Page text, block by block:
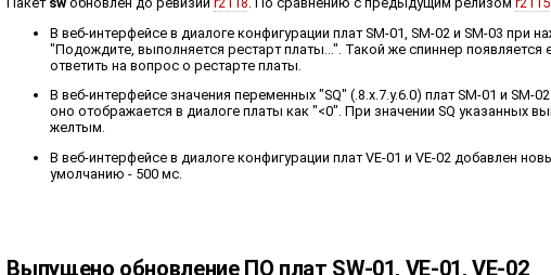
В веб-интерфейсе в диалоге конфигурации плат SM-01, SM-02 и SM-03
"Подождите, выполняется рестарт платы...". Такой же спиннер появляется
ответить на вопрос о рестарте платы.
В веб-интерфейсе значения переменных "SQ" (.8.x.7.y.6.0) плат SM-01 и
оно отображается в диалоге платы как "<0". При значении SQ указанных
желтым.
В веб-интерфейсе в диалоге конфигурации плат VE-01 и VE-02 добавлен
умолчанию - 500 мс.
Выпущено обновление ПО плат SW-01, VE-01, VE-02